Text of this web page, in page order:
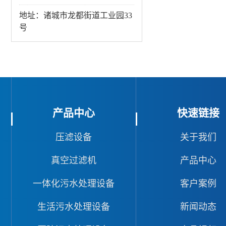
地址：诸城市龙都街道工业园33
号
产品中心
压滤设备
真空过滤机
一体化污水处理设备
生活污水处理设备
快速链接
关于我们
产品中心
客户案例
新闻动态